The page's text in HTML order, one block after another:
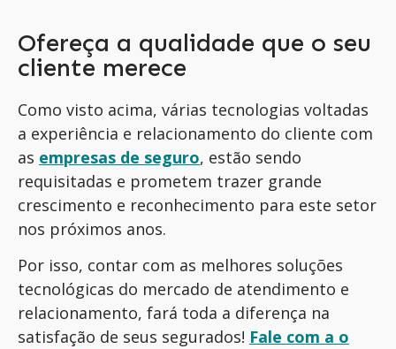
Ofereça a qualidade que o seu
cliente merece
Como visto acima, várias tecnologias voltadas
a experiência e relacionamento do cliente com
as empresas de seguro, estão sendo
requisitadas e prometem trazer grande
crescimento e reconhecimento para este setor
nos próximos anos.
Por isso, contar com as melhores soluções
tecnológicas do mercado de atendimento e
relacionamento, fará toda a diferença na
satisfação de seus segurados! Fale com a o